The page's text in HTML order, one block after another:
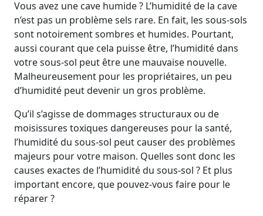
Vous avez une cave humide ? L’humidité de la cave
n’est pas un problème sels rare. En fait, les sous-sols
sont notoirement sombres et humides. Pourtant,
aussi courant que cela puisse être, l’humidité dans
votre sous-sol peut être une mauvaise nouvelle.
Malheureusement pour les propriétaires, un peu
d’humidité peut devenir un gros problème.
Qu’il s’agisse de dommages structuraux ou de
moisissures toxiques dangereuses pour la santé,
l’humidité du sous-sol peut causer des problèmes
majeurs pour votre maison. Quelles sont donc les
causes exactes de l’humidité du sous-sol ? Et plus
important encore, que pouvez-vous faire pour le
réparer ?